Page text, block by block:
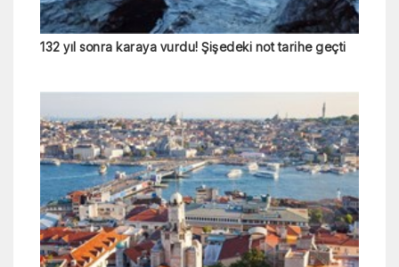
132 yıl sonra karaya vurdu! Şişedeki not tarihe geçti